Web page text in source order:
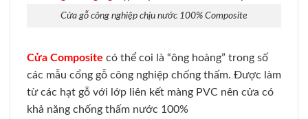
Cửa gỗ công nghiệp chịu nước 100% Composite
Cửa Composite có thể coi là “ông hoàng” trong số
các mẫu cổng gỗ công nghiệp chống thấm. Được làm
từ các hạt gỗ với lớp liên kết màng PVC nên cửa có
khả năng chống thấm nước 100%